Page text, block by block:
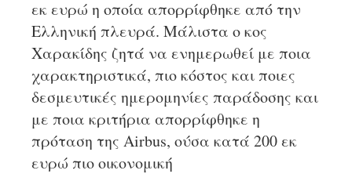
εκ ευρώ η οποία απορρίφθηκε από την
Ελληνική πλευρά. Μάλιστα ο κος
Χαρακίδης ζητά να ενημερωθεί με ποια
χαρακτηριστικά, πιο κόστος και ποιες
δεσμευτικές ημερομηνίες παράδοσης και
με ποια κριτήρια απορρίφθηκε η
πρόταση της Airbus, ούσα κατά 200 εκ
ευρώ πιο οικονομική